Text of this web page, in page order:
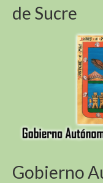
de Sucre
Gobierno